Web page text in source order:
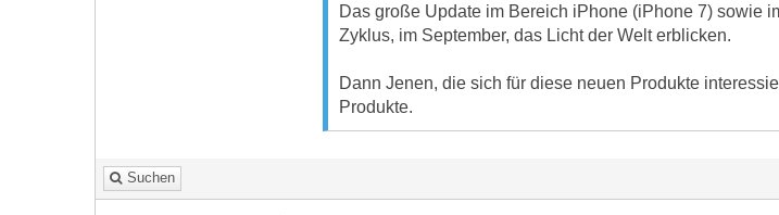
Das große Update im Bereich iPhone (iPhone 7) sowie
Zyklus, im September, das Licht der Welt erblicken.
Dann Jenen, die sich für diese neuen Produkte
Produkte.
Suchen